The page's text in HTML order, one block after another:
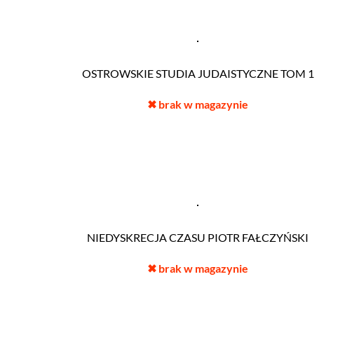
OSTROWSKIE STUDIA JUDAISTYCZNE TOM 1
✖ brak w magazynie
NIEDYSKRECJA CZASU PIOTR FAŁCZYŃSKI
✖ brak w magazynie